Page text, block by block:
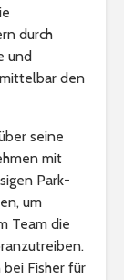
durch
und
den
seine
mit
Park-
um
Team die
bei Fisher für